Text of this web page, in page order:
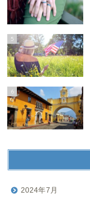
5
6
2024年7月